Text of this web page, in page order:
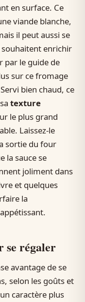
en surface. Ce
viande blanche,
il peut aussi se
enrichir
par le guide de
sur ce fromage
bien chaud, ce
texture
le plus grand
Laissez-le
sortie du four
la sauce se
joliment dans
et quelques
la
se régaler
avantage de se
selon les goûts et
caractère plus